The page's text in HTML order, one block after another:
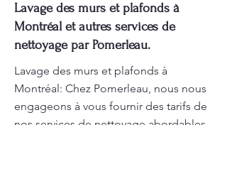
Lavage des murs et plafonds à
Montréal et autres services de
nettoyage par Pomerleau.
Lavage des murs et plafonds à
Montréal: Chez Pomerleau, nous nous
engageons à vous fournir des tarifs de
nos services de nettoyage abordables